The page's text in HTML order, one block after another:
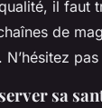
il faut
de
sa